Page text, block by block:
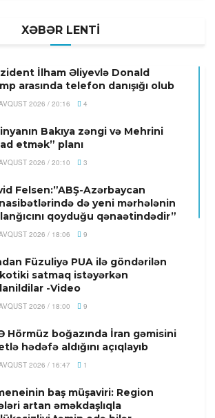
XƏBƏR LENTİ
İlham Əliyevlə Donald
arasında telefon danışığı olub
2026 / 20:16 4
Bakıya zəngi və Mehrini
etmək” planı
2026 / 20:10 3
Felsen:”ABŞ-Azərbaycan
də yeni mərhələnin
qoyduğu qənaətindədir”
2026 / 18:06 9
Füzuliyə PUA ilə göndərilən
satmaq istəyərkən
-Video
2026 / 18:00 9
Hörmüz boğazında İran gəmisini
hədəfə aldığını açıqlayıb
2026 / 16:47 1
baş müşaviri: Region
artan əməkdaşlıqla